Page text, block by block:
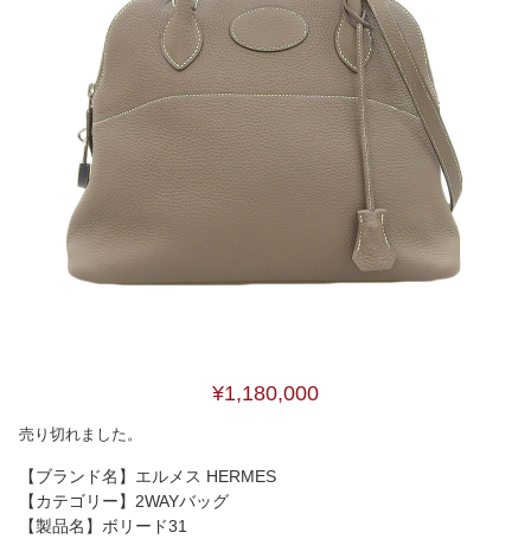
¥1,180,000
売り切れました。
【ブランド名】エルメス HERMES
【カテゴリー】2WAYバッグ
【製品名】ボリード31